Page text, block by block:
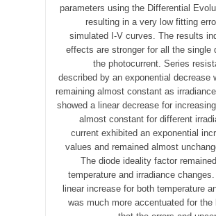
parameters using the Differential
resulting in a very low fitting
simulated I-V curves. The results
effects are stronger for all the single
the photocurrent. Series
described by an exponential decrease
remaining almost constant as
showed a linear decrease for
almost constant for different
current exhibited an exponential
values and remained almost
The diode ideality factor
temperature and irradiance
linear increase for both temperature
was much more accentuated for